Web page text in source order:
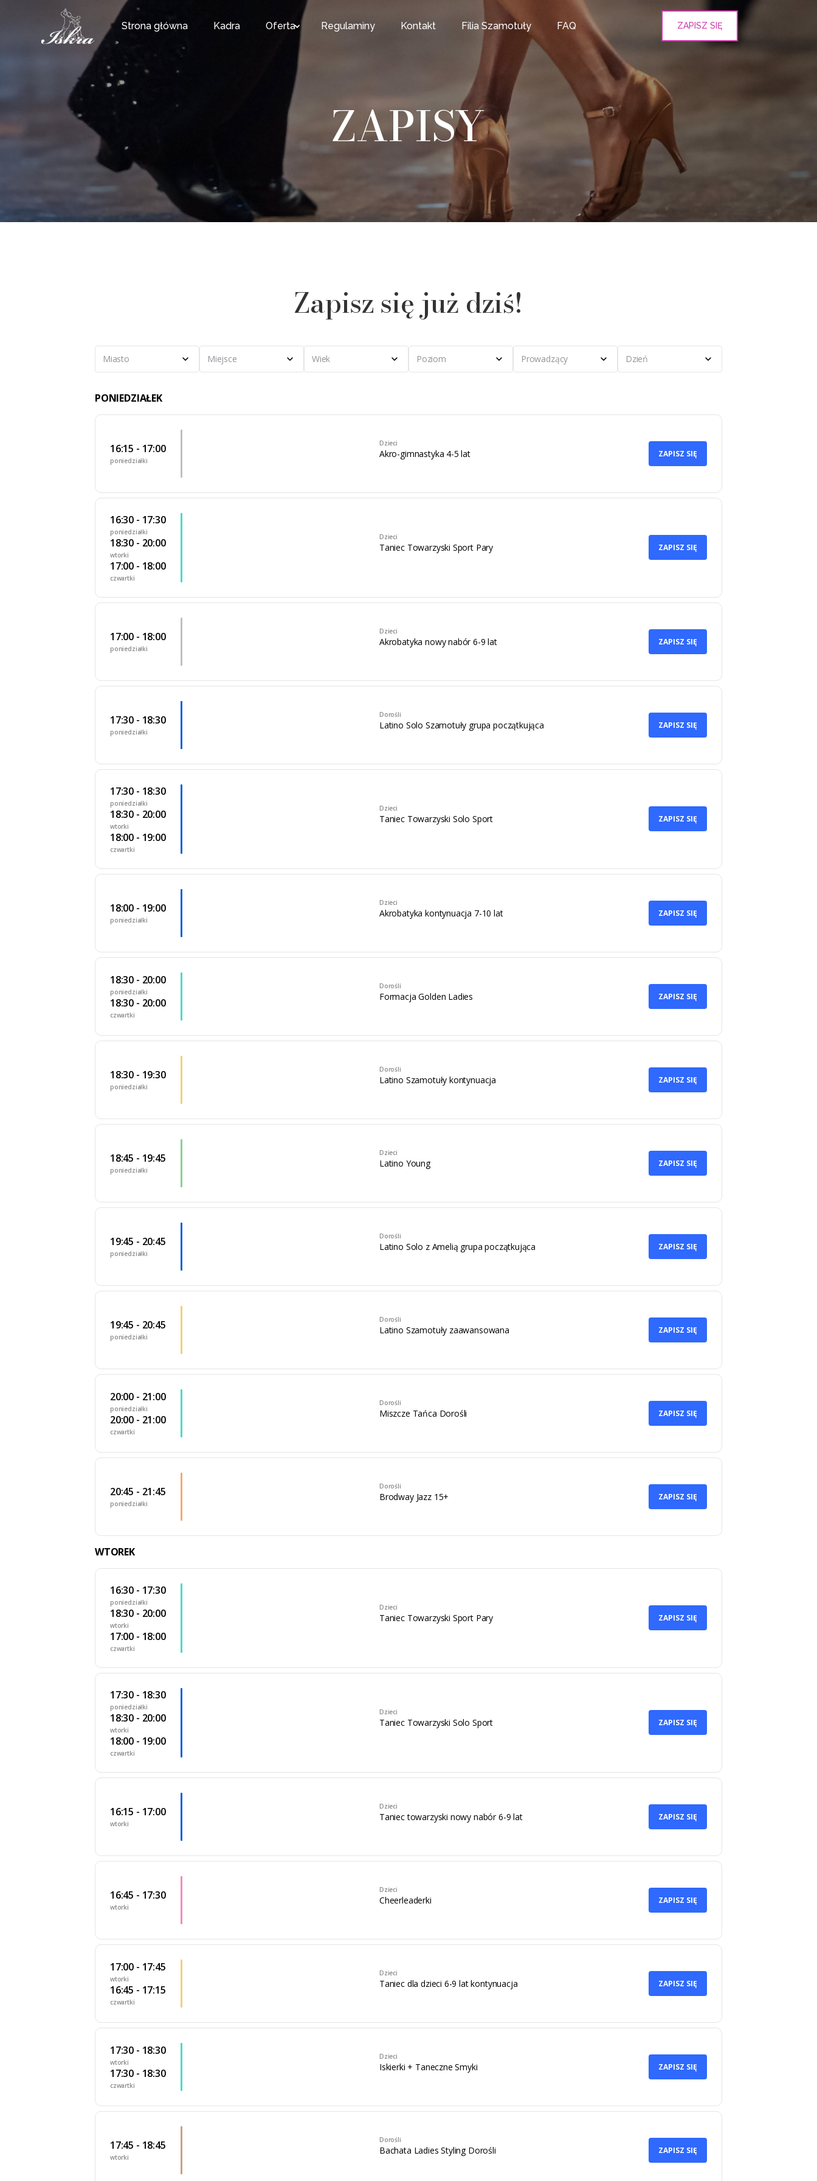
Strona główna Kadra Oferta Regulaminy Kontakt Filia Szamotuły FAQ ZAPISZ SIĘ
ZAPISY
Zapisz się już dziś!
Miasto Miejsce Wiek Poziom Prowadzący Dzień
PONIEDZIAŁEK
16:15 - 17:00
poniedziałki
Dzieci
Akro-gimnastyka 4-5 lat ZAPISZ SIĘ
16:30 - 17:30
poniedziałki
18:30 - 20:00
wtorki
17:00 - 18:00
czwartki
Dzieci
Taniec Towarzyski Sport Pary ZAPISZ SIĘ
17:00 - 18:00
poniedziałki
Dzieci
Akrobatyka nowy nabór 6-9 lat ZAPISZ SIĘ
17:30 - 18:30
poniedziałki
Dorośli
Latino Solo Szamotuły grupa początkująca ZAPISZ SIĘ
17:30 - 18:30
poniedziałki
18:30 - 20:00
wtorki
18:00 - 19:00
czwartki
Dzieci
Taniec Towarzyski Solo Sport ZAPISZ SIĘ
18:00 - 19:00
poniedziałki
Dzieci
Akrobatyka kontynuacja 7-10 lat ZAPISZ SIĘ
18:30 - 20:00
poniedziałki
18:30 - 20:00
czwartki
Dorośli
Formacja Golden Ladies ZAPISZ SIĘ
18:30 - 19:30
poniedziałki
Dorośli
Latino Szamotuły kontynuacja ZAPISZ SIĘ
18:45 - 19:45
poniedziałki
Dzieci
Latino Young ZAPISZ SIĘ
19:45 - 20:45
poniedziałki
Dorośli
Latino Solo z Amelią grupa początkująca ZAPISZ SIĘ
19:45 - 20:45
poniedziałki
Dorośli
Latino Szamotuły zaawansowana ZAPISZ SIĘ
20:00 - 21:00
poniedziałki
20:00 - 21:00
czwartki
Dorośli
Miszcze Tańca Dorośli ZAPISZ SIĘ
20:45 - 21:45
poniedziałki
Dorośli
Brodway Jazz 15+ ZAPISZ SIĘ
WTOREK
16:30 - 17:30
poniedziałki
18:30 - 20:00
wtorki
17:00 - 18:00
czwartki
Dzieci
Taniec Towarzyski Sport Pary ZAPISZ SIĘ
17:30 - 18:30
poniedziałki
18:30 - 20:00
wtorki
18:00 - 19:00
czwartki
Dzieci
Taniec Towarzyski Solo Sport ZAPISZ SIĘ
16:15 - 17:00
wtorki
Dzieci
Taniec towarzyski nowy nabór 6-9 lat ZAPISZ SIĘ
16:45 - 17:30
wtorki
Dzieci
Cheerleaderki ZAPISZ SIĘ
17:00 - 17:45
wtorki
16:45 - 17:15
czwartki
Dzieci
Taniec dla dzieci 6-9 lat kontynuacja ZAPISZ SIĘ
17:30 - 18:30
wtorki
17:30 - 18:30
czwartki
Dzieci
Iskierki + Taneczne Smyki ZAPISZ SIĘ
17:45 - 18:45
wtorki
Dorośli
Bachata Ladies Styling Dorośli ZAPISZ SIĘ